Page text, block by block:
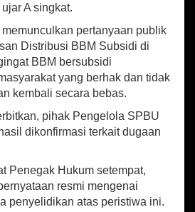
A singkat.
pertanyaan publik
Distribusi BBM Subsidi di
BBM bersubsidi
yang berhak dan tidak
kembali secara bebas.
pihak Pengelola SPBU
dikonfirmasi terkait dugaan
Penegak Hukum setempat,
resmi mengenai
penyelidikan atas peristiwa ini.